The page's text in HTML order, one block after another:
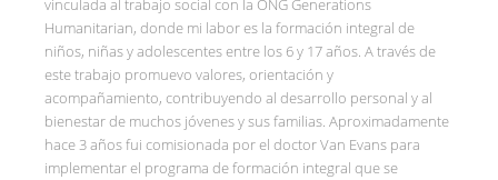
vinculada al trabajo social con la ONG Generations
Humanitarian, donde mi labor es la formación integral de
niños, niñas y adolescentes entre los 6 y 17 años. A través de
este trabajo promuevo valores, orientación y
acompañamiento, contribuyendo al desarrollo personal y al
bienestar de muchos jóvenes y sus familias. Aproximadamente
hace 3 años fui comisionada por el doctor Van Evans para
implementar el programa de formación integral que se